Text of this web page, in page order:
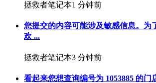
拯救者笔记本1 分钟前
您提交的内容可能涉及敏感信息。为
欢 ...
拯救者笔记本3 分钟前
看起来您想查询编号为 1053885 的门